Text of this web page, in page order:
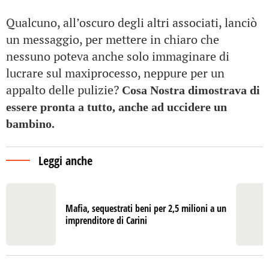
Qualcuno, all’oscuro degli altri associati, lanciò
un messaggio, per mettere in chiaro che
nessuno poteva anche solo immaginare di
lucrare sul maxiprocesso, neppure per un
appalto delle pulizie? Cosa Nostra dimostrava di
essere pronta a tutto, anche ad uccidere un
bambino.
Leggi anche
Mafia, sequestrati beni per 2,5 milioni a un
imprenditore di Carini